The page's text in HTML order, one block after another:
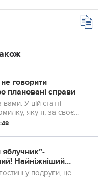
говорити
плановані справи
У цій статті
яку я, за своє
двадцять
становить плюс-
Найніжніший
на гостині у
у подруги, це